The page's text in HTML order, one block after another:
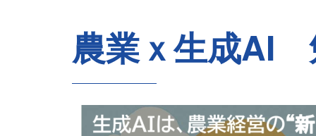
農業ｘ生成AI